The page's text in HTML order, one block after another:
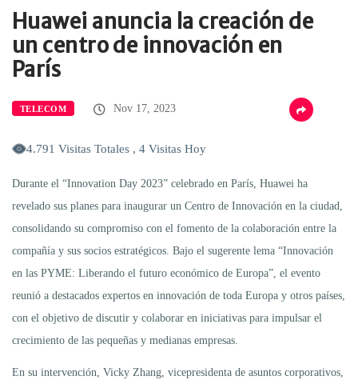
Huawei anuncia la creación de
un centro de innovación en
París
TELECOM Nov 17, 2023
4.791 Visitas Totales , 4 Visitas Hoy
Durante el “Innovation Day 2023” celebrado en París, Huawei ha
revelado sus planes para inaugurar un Centro de Innovación en la ciudad,
consolidando su compromiso con el fomento de la colaboración entre la
compañía y sus socios estratégicos. Bajo el sugerente lema “Innovación
en las PYME: Liberando el futuro económico de Europa”, el evento
reunió a destacados expertos en innovación de toda Europa y otros países,
con el objetivo de discutir y colaborar en iniciativas para impulsar el
crecimiento de las pequeñas y medianas empresas.
En su intervención, Vicky Zhang, vicepresidenta de asuntos corporativos,